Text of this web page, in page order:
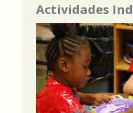
Actividades